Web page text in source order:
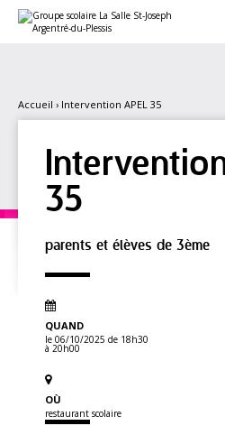
contenu.
personnels
Accueil › Intervention APEL 35
35
parents et élèves de 3ème
QUAND
le 06/10/2025 de 18h30
à 20h00
OÙ
restaurant scolaire